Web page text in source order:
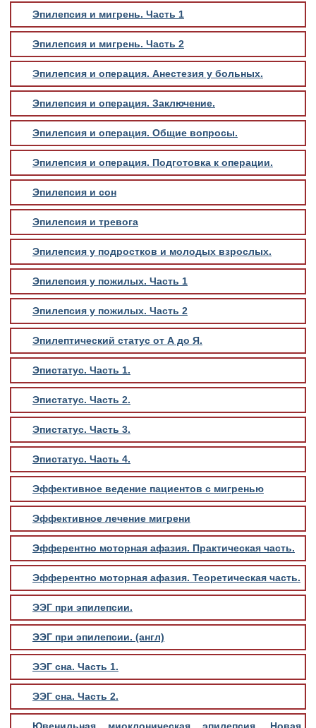
Эпилепсия и мигрень. Часть 1
Эпилепсия и мигрень. Часть 2
Эпилепсия и операция. Анестезия у больных.
Эпилепсия и операция. Заключение.
Эпилепсия и операция. Общие вопросы.
Эпилепсия и операция. Подготовка к операции.
Эпилепсия и сон
Эпилепсия и тревога
Эпилепсия у подростков и молодых взрослых.
Эпилепсия у пожилых. Часть 1
Эпилепсия у пожилых. Часть 2
Эпилептический статус от А до Я.
Эпистатус. Часть 1.
Эпистатус. Часть 2.
Эпистатус. Часть 3.
Эпистатус. Часть 4.
Эффективное ведение пациентов с мигренью
Эффективное лечение мигрени
Эфферентно моторная афазия. Практическая часть.
Эфферентно моторная афазия. Теоретическая часть.
ЭЭГ при эпилепсии.
ЭЭГ при эпилепсии. (англ)
ЭЭГ сна. Часть 1.
ЭЭГ сна. Часть 2.